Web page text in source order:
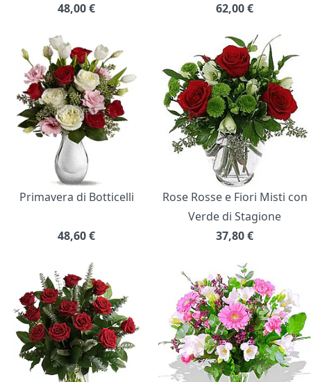
48,00€
62,00€
Primavera di Botticelli
48,60€
Rose Rosse e Fiori Misti con
Verde di Stagione
37,80€